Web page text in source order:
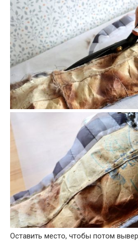
Оставить место, чтобы потом